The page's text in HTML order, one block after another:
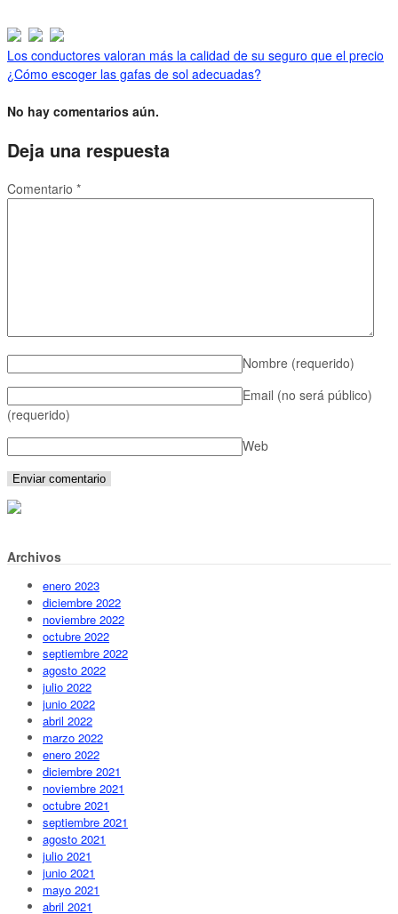
Los conductores valoran más la calidad de su seguro que el precio
¿Cómo escoger las gafas de sol adecuadas?
No hay comentarios aún.
Deja una respuesta
Comentario *
Nombre (requerido)
Email (no será público)
(requerido)
Web
Archivos
enero 2023
diciembre 2022
noviembre 2022
octubre 2022
septiembre 2022
agosto 2022
julio 2022
junio 2022
abril 2022
marzo 2022
enero 2022
diciembre 2021
noviembre 2021
octubre 2021
septiembre 2021
agosto 2021
julio 2021
junio 2021
mayo 2021
abril 2021